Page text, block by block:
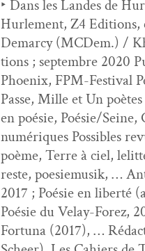
‣ Dans les Lan­des de
Hurlement, Z4 Edi­tions,
Demar­cy (MCDem.) /
tions ; sep­tem­bre 2020
Phoenix, FPM-Fes­ti­val
Passe, Mille et Un
en poésie, Poésie/
numériques Pos­si­bles
poème, Terre à ciel,
reste, poe­siemusik, …
2017 ; Poésie en lib­erté
Poésie du Velay-Forez,
For­tu­na (2017), …